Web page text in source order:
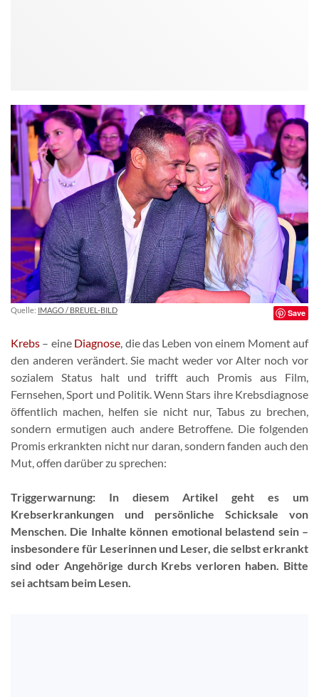
Quelle: IMAGO / BREUEL-BILD Save
Krebs – eine Diagnose, die das Leben von einem Moment auf
den anderen verändert. Sie macht weder vor Alter noch vor
sozialem Status halt und trifft auch Promis aus Film,
Fernsehen, Sport und Politik. Wenn Stars ihre Krebsdiagnose
öffentlich machen, helfen sie nicht nur, Tabus zu brechen,
sondern ermutigen auch andere Betroffene. Die folgenden
Promis erkrankten nicht nur daran, sondern fanden auch den
Mut, offen darüber zu sprechen:
Triggerwarnung: In diesem Artikel geht es um
Krebserkrankungen und persönliche Schicksale von
Menschen. Die Inhalte können emotional belastend sein –
insbesondere für Leserinnen und Leser, die selbst erkrankt
sind oder Angehörige durch Krebs verloren haben. Bitte
sei achtsam beim Lesen.